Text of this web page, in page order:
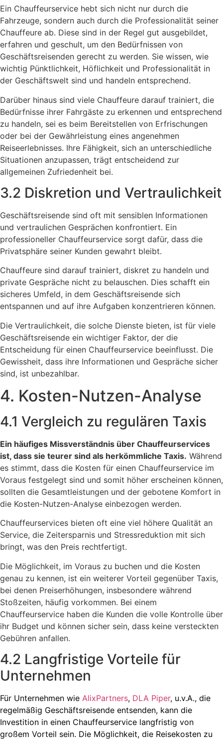
Ein Chauffeurservice hebt sich nicht nur durch die
Fahrzeuge, sondern auch durch die Professionalität seiner
Chauffeure ab. Diese sind in der Regel gut ausgebildet,
erfahren und geschult, um den Bedürfnissen von
Geschäftsreisenden gerecht zu werden. Sie wissen, wie
wichtig Pünktlichkeit, Höflichkeit und Professionalität in
der Geschäftswelt sind und handeln entsprechend.
Darüber hinaus sind viele Chauffeure darauf trainiert, die
Bedürfnisse ihrer Fahrgäste zu erkennen und entsprechend
zu handeln, sei es beim Bereitstellen von Erfrischungen
oder bei der Gewährleistung eines angenehmen
Reiseerlebnisses. Ihre Fähigkeit, sich an unterschiedliche
Situationen anzupassen, trägt entscheidend zur
allgemeinen Zufriedenheit bei.
3.2 Diskretion und Vertraulichkeit
Geschäftsreisende sind oft mit sensiblen Informationen
und vertraulichen Gesprächen konfrontiert. Ein
professioneller Chauffeurservice sorgt dafür, dass die
Privatsphäre seiner Kunden gewahrt bleibt.
Chauffeure sind darauf trainiert, diskret zu handeln und
private Gespräche nicht zu belauschen. Dies schafft ein
sicheres Umfeld, in dem Geschäftsreisende sich
entspannen und auf ihre Aufgaben konzentrieren können.
Die Vertraulichkeit, die solche Dienste bieten, ist für viele
Geschäftsreisende ein wichtiger Faktor, der die
Entscheidung für einen Chauffeurservice beeinflusst. Die
Gewissheit, dass ihre Informationen und Gespräche sicher
sind, ist unbezahlbar.
4. Kosten-Nutzen-Analyse
4.1 Vergleich zu regulären Taxis
Ein häufiges Missverständnis über Chauffeurservices
ist, dass sie teurer sind als herkömmliche Taxis. Während
es stimmt, dass die Kosten für einen Chauffeurservice im
Voraus festgelegt sind und somit höher erscheinen können,
sollten die Gesamtleistungen und der gebotene Komfort in
die Kosten-Nutzen-Analyse einbezogen werden.
Chauffeurservices bieten oft eine viel höhere Qualität an
Service, die Zeitersparnis und Stressreduktion mit sich
bringt, was den Preis rechtfertigt.
Die Möglichkeit, im Voraus zu buchen und die Kosten
genau zu kennen, ist ein weiterer Vorteil gegenüber Taxis,
bei denen Preiserhöhungen, insbesondere während
Stoßzeiten, häufig vorkommen. Bei einem
Chauffeurservice haben die Kunden die volle Kontrolle über
ihr Budget und können sicher sein, dass keine versteckten
Gebühren anfallen.
4.2 Langfristige Vorteile für
Unternehmen
Für Unternehmen wie AlixPartners, DLA Piper, u.v.A., die
regelmäßig Geschäftsreisende entsenden, kann die
Investition in einen Chauffeurservice langfristig von
großem Vorteil sein. Die Möglichkeit, die Reisekosten zu